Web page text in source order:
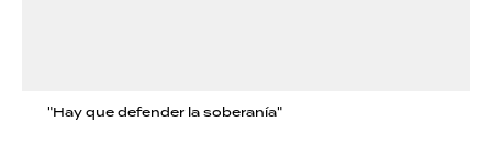
"Hay que defender la soberanía"